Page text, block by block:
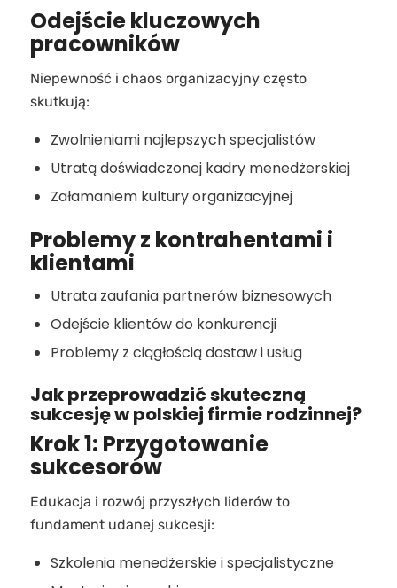
Odejście kluczowych
pracowników
Niepewność i chaos organizacyjny często
skutkują:
Zwolnieniami najlepszych specjalistów
Utratą doświadczonej kadry menedżerskiej
Załamaniem kultury organizacyjnej
Problemy z kontrahentami i
klientami
Utrata zaufania partnerów biznesowych
Odejście klientów do konkurencji
Problemy z ciągłością dostaw i usług
Jak przeprowadzić skuteczną
sukcesję w polskiej firmie rodzinnej?
Krok 1: Przygotowanie
sukcesorów
Edukacja i rozwój przyszłych liderów to
fundament udanej sukcesji:
Szkolenia menedżerskie i specjalistyczne